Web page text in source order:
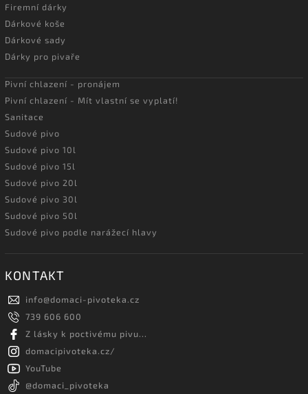
Firemní dárky
Dárkové koše
Dárkové sady
Dárky pro pivaře
Pivní chlazení - pronájem
Pivní chlazení - Mít vlastní se vyplatí!
Sanitace
Sudové pivo
Sudové pivo 10l
Sudové pivo 15l
Sudové pivo 20l
Sudové pivo 30l
Sudové pivo 50l
Sudové pivo podle narážecí hlavy
KONTAKT
info@domaci-pivoteka.cz
739 606 600
Z lásky k poctivému pivu...
domacipivoteka.cz/
YouTube
@domaci_pivoteka